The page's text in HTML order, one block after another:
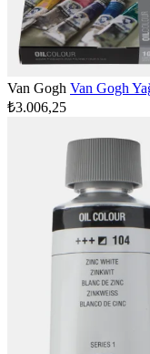
Van Gogh Van Gogh
₺3.006,25